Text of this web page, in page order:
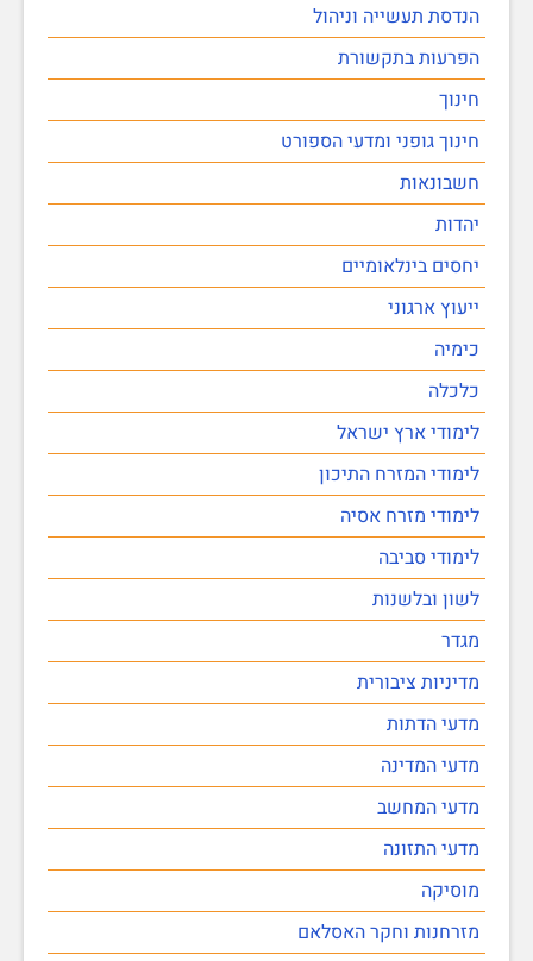
הנדסת תעשייה וניהול
הפרעות בתקשורת
חינוך
חינוך גופני ומדעי הספורט
חשבונאות
יהדות
יחסים בינלאומיים
ייעוץ ארגוני
כימיה
כלכלה
לימודי ארץ ישראל
לימודי המזרח התיכון
לימודי מזרח אסיה
לימודי סביבה
לשון ובלשנות
מגדר
מדיניות ציבורית
מדעי הדתות
מדעי המדינה
מדעי המחשב
מדעי התזונה
מוסיקה
מזרחנות וחקר האסלאם